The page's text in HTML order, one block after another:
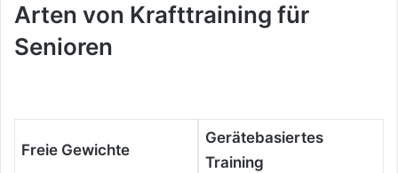
Arten von Krafttraining für
Senioren
Freie Gewichte
Gerätebasiertes
Training